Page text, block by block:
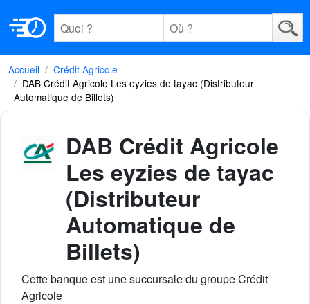
Accueil
Crédit Agricole
DAB Crédit Agricole Les eyzies de tayac (Distributeur
Automatique de Billets)
DAB Crédit Agricole
Les eyzies de tayac
(Distributeur
Automatique de
Billets)
Cette banque est une succursale du groupe Crédit
Agricole